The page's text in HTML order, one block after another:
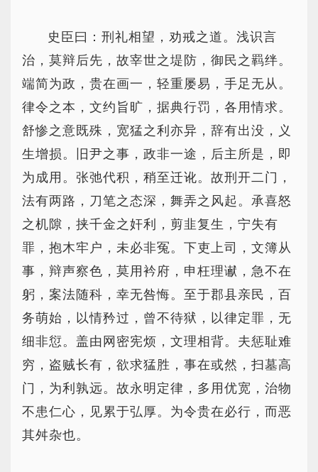
史臣曰：刑礼相望，劝戒之道。浅识言
治，莫辩后先，故宰世之堤防，御民之羁绊。
端简为政，贵在画一，轻重屡易，手足无从。
律令之本，文约旨旷，据典行罚，各用情求。
舒惨之意既殊，宽猛之利亦异，辞有出没，义
生增损。旧尹之事，政非一途，后主所是，即
为成用。张弛代积，稍至迁讹。故刑开二门，
法有两路，刀笔之态深，舞弄之风起。承喜怒
之机隙，挟千金之奸利，剪韭复生，宁失有
罪，抱木牢户，未必非冤。下吏上司，文簿从
事，辩声察色，莫用衿府，申枉理谳，急不在
躬，案法随科，幸无咎悔。至于郡县亲民，百
务萌始，以情矜过，曾不待狱，以律定罪，无
细非愆。盖由网密宪烦，文理相背。夫惩耻难
穷，盗贼长有，欲求猛胜，事在或然，扫墓高
门，为利孰远。故永明定律，多用优宽，治物
不患仁心，见累于弘厚。为令贵在必行，而恶
其舛杂也。